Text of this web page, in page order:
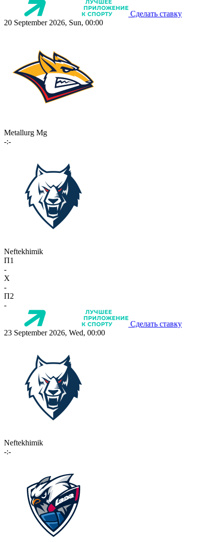
Сделать ставку
20 September 2026, Sun, 00:00
Metallurg Mg
-:-
Neftekhimik
П1
-
X
-
П2
-
Сделать ставку
23 September 2026, Wed, 00:00
Neftekhimik
-:-